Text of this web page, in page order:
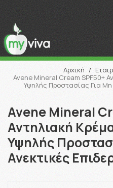
Αρχική /
Avene Mineral Cream SPF50+
Υψηλής Προστασίας Για Μη
Avene Mineral
Αντηλιακή
Υψηλής
Ανεκτικές